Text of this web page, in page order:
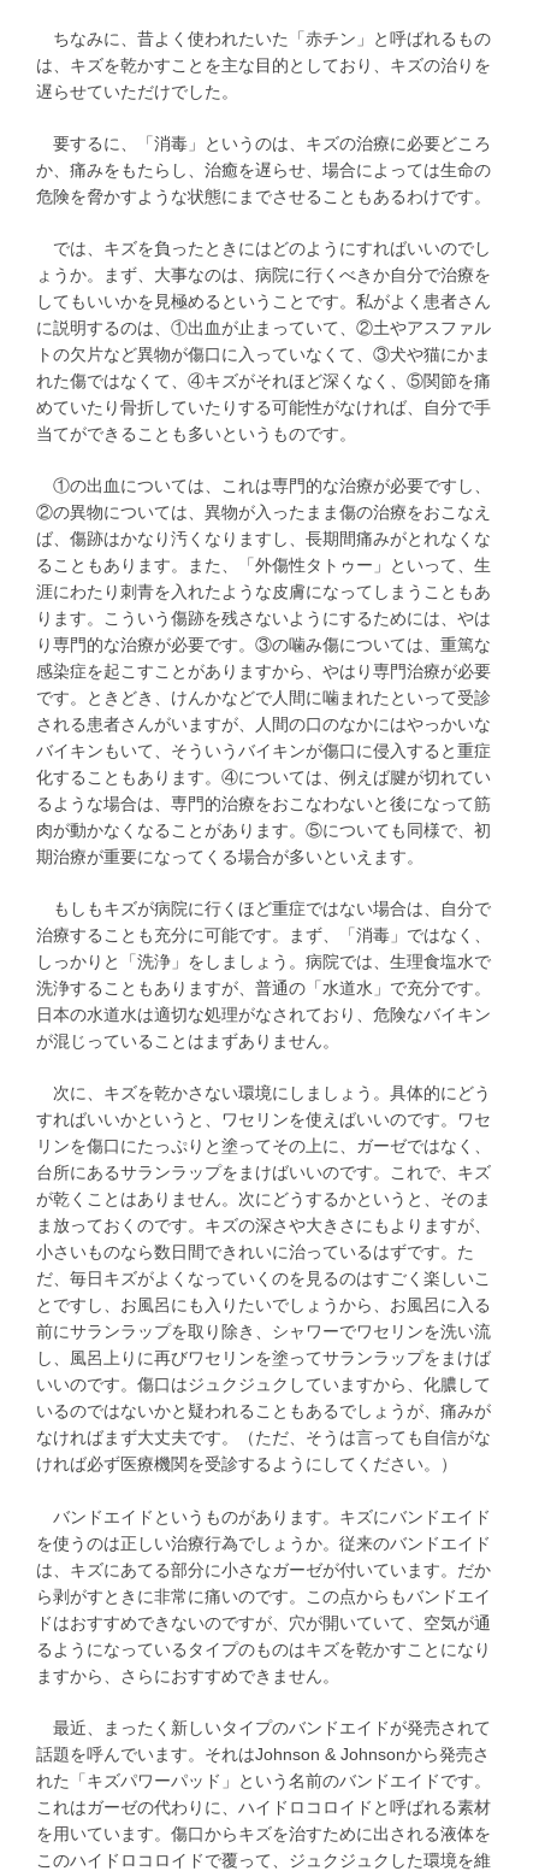
ちなみに、昔よく使われたいた「赤チン」と呼ばれるもの
は、キズを乾かすことを主な目的としており、キズの治りを
遅らせていただけでした。
要するに、「消毒」というのは、キズの治療に必要どころ
か、痛みをもたらし、治癒を遅らせ、場合によっては生命の
危険を脅かすような状態にまでさせることもあるわけです。
では、キズを負ったときにはどのようにすればいいのでし
ょうか。まず、大事なのは、病院に行くべきか自分で治療を
してもいいかを見極めるということです。私がよく患者さん
に説明するのは、①出血が止まっていて、②土やアスファル
トの欠片など異物が傷口に入っていなくて、③犬や猫にかま
れた傷ではなくて、④キズがそれほど深くなく、⑤関節を痛
めていたり骨折していたりする可能性がなければ、自分で手
当てができることも多いというものです。
①の出血については、これは専門的な治療が必要ですし、
②の異物については、異物が入ったまま傷の治療をおこなえ
ば、傷跡はかなり汚くなりますし、長期間痛みがとれなくな
ることもあります。また、「外傷性タトゥー」といって、生
涯にわたり刺青を入れたような皮膚になってしまうこともあ
ります。こういう傷跡を残さないようにするためには、やは
り専門的な治療が必要です。③の噛み傷については、重篤な
感染症を起こすことがありますから、やはり専門治療が必要
です。ときどき、けんかなどで人間に噛まれたといって受診
される患者さんがいますが、人間の口のなかにはやっかいな
バイキンもいて、そういうバイキンが傷口に侵入すると重症
化することもあります。④については、例えば腱が切れてい
るような場合は、専門的治療をおこなわないと後になって筋
肉が動かなくなることがあります。⑤についても同様で、初
期治療が重要になってくる場合が多いといえます。
もしもキズが病院に行くほど重症ではない場合は、自分で
治療することも充分に可能です。まず、「消毒」ではなく、
しっかりと「洗浄」をしましょう。病院では、生理食塩水で
洗浄することもありますが、普通の「水道水」で充分です。
日本の水道水は適切な処理がなされており、危険なバイキン
が混じっていることはまずありません。
次に、キズを乾かさない環境にしましょう。具体的にどう
すればいいかというと、ワセリンを使えばいいのです。ワセ
リンを傷口にたっぷりと塗ってその上に、ガーゼではなく、
台所にあるサランラップをまけばいいのです。これで、キズ
が乾くことはありません。次にどうするかというと、そのま
ま放っておくのです。キズの深さや大きさにもよりますが、
小さいものなら数日間できれいに治っているはずです。た
だ、毎日キズがよくなっていくのを見るのはすごく楽しいこ
とですし、お風呂にも入りたいでしょうから、お風呂に入る
前にサランラップを取り除き、シャワーでワセリンを洗い流
し、風呂上りに再びワセリンを塗ってサランラップをまけば
いいのです。傷口はジュクジュクしていますから、化膿して
いるのではないかと疑われることもあるでしょうが、痛みが
なければまず大丈夫です。（ただ、そうは言っても自信がな
ければ必ず医療機関を受診するようにしてください。）
バンドエイドというものがあります。キズにバンドエイド
を使うのは正しい治療行為でしょうか。従来のバンドエイド
は、キズにあてる部分に小さなガーゼが付いています。だか
ら剥がすときに非常に痛いのです。この点からもバンドエイ
ドはおすすめできないのですが、穴が開いていて、空気が通
るようになっているタイプのものはキズを乾かすことになり
ますから、さらにおすすめできません。
最近、まったく新しいタイプのバンドエイドが発売されて
話題を呼んでいます。それはJohnson & Johnsonから発売さ
れた「キズパワーパッド」という名前のバンドエイドです。
これはガーゼの代わりに、ハイドロコロイドと呼ばれる素材
を用いています。傷口からキズを治すために出される液体を
このハイドロコロイドで覆って、ジュクジュクした環境を維